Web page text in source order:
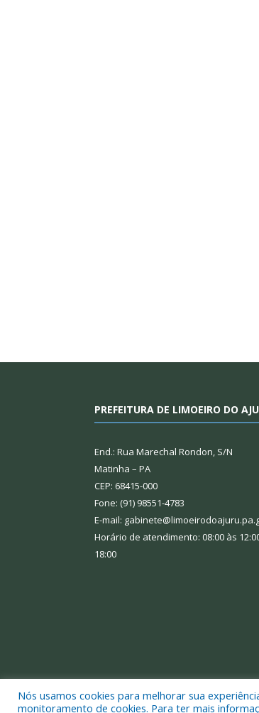
PREFEITURA DE LIMOEIRO DO
End.: Rua Marechal Rondon, S/N
Matinha – PA
CEP: 68415-000
Fone: (91) 98551-4783
E-mail:
Horário de atendimento: 08:00 às
18:00
Todos os direitos reservados a
Nós usamos cookies para melhorar sua
monitoramento de cookies. Para ter mais